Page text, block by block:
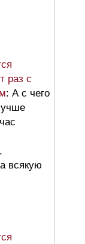
раз с
: А с чего
всякую